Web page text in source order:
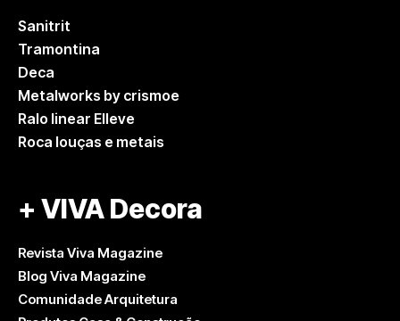
Sanitrit
Tramontina
Deca
Metalworks by crismoe
Ralo linear Elleve
Roca louças e metais
+ VIVA Decora
Revista Viva Magazine
Blog Viva Magazine
Comunidade Arquitetura